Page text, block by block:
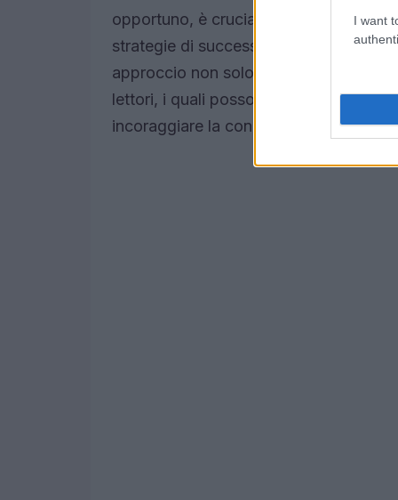
I want
opportuno, è cruciale sorprendere
strategie di successo non sono quelle
approccio non solo stimola la
lettori, i quali possono condividere la
incoraggiare la condivisione delle